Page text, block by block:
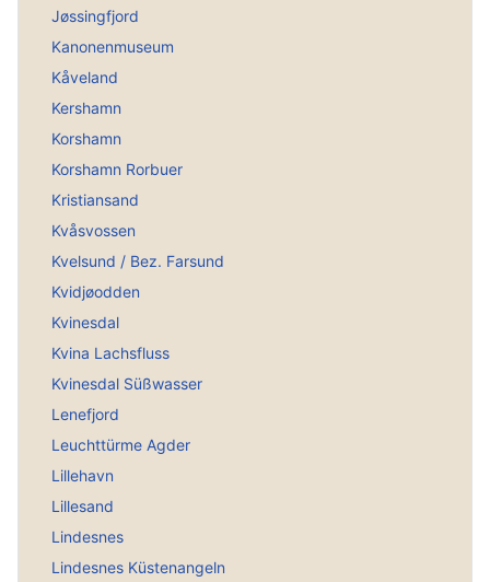
Jøssingfjord
Kanonenmuseum
Kåveland
Kershamn
Korshamn
Korshamn Rorbuer
Kristiansand
Kvåsvossen
Kvelsund / Bez. Farsund
Kvidjøodden
Kvinesdal
Kvina Lachsfluss
Kvinesdal Süßwasser
Lenefjord
Leuchttürme Agder
Lillehavn
Lillesand
Lindesnes
Lindesnes Küstenangeln